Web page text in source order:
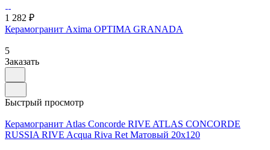
1 282 ₽
Керамогранит Axima OPTIMA GRANADA
5
Заказать
Быстрый просмотр
Керамогранит Atlas Concorde RIVE ATLAS CONCORDE
RUSSIA RIVE Acqua Riva Ret Матовый 20x120